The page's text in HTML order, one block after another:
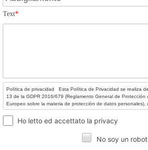
Text*
Ho letto ed accettato la privacy
No soy un robot